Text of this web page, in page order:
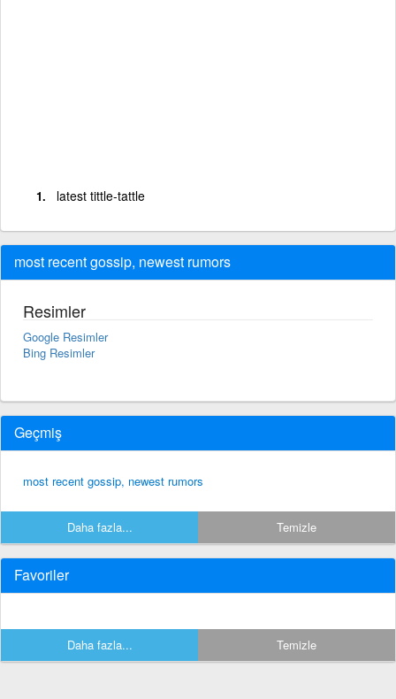
latest tittle-tattle
most recent gossip, newest rumors
Resimler
Google Resimler
Bing Resimler
Geçmiş
most recent gossip, newest rumors
Daha fazla... Temizle
Favoriler
Daha fazla... Temizle